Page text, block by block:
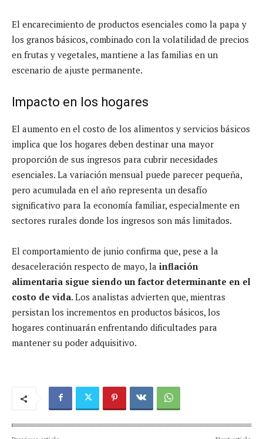
El encarecimiento de productos esenciales como la papa y
los granos básicos, combinado con la volatilidad de precios
en frutas y vegetales, mantiene a las familias en un
escenario de ajuste permanente.
Impacto en los hogares
El aumento en el costo de los alimentos y servicios básicos
implica que los hogares deben destinar una mayor
proporción de sus ingresos para cubrir necesidades
esenciales. La variación mensual puede parecer pequeña,
pero acumulada en el año representa un desafío
significativo para la economía familiar, especialmente en
sectores rurales donde los ingresos son más limitados.
El comportamiento de junio confirma que, pese a la
desaceleración respecto de mayo, la inflación
alimentaria sigue siendo un factor determinante en el
costo de vida. Los analistas advierten que, mientras
persistan los incrementos en productos básicos, los
hogares continuarán enfrentando dificultades para
mantener su poder adquisitivo.